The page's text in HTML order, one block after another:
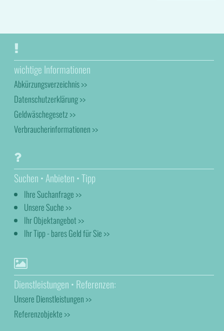
wichtige Informationen
Abkürzungsverzeichnis >>
Datenschutzerklärung >>
Geldwäschegesetz >>
Verbraucherinformationen >>
Suchen • Anbieten • Tipp
Ihre Suchanfrage >>
Unsere Suche >>
Ihr Objektangebot >>
Ihr Tipp - bares Geld für Sie >>
Dienstleistungen • Referenzen:
Unsere Dienstleistungen >>
Referenzobjekte >>